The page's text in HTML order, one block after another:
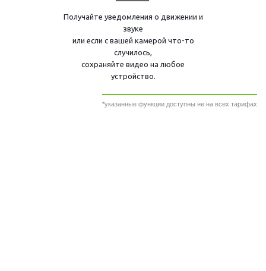
Получайте уведомления о движении и
звуке
или если с вашей камерой что-то
случилось,
сохраняйте видео на любое
устройство.
*указанные функции доступны не на всех тарифах